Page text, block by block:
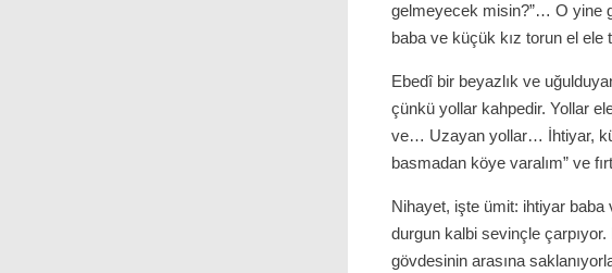
gelmeyecek misin?”… O yine
baba ve küçük kız torun el ele
Ebedî bir beyazlık ve
çünkü yollar kahpedir. Yollar
ve… Uzayan yollar… İhtiyar,
basmadan köye varalım” ve
Nihayet, işte ümit: ihtiyar baba
durgun kalbi sevinçle
gövdesinin arasına